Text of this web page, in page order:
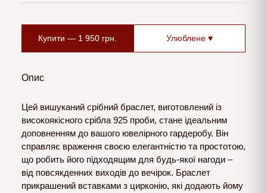
Купити — 1 950 грн. Улюблене ♥
Опис
Цей вишуканий срібний браслет, виготовлений із
високоякісного срібла 925 проби, стане ідеальним
доповненням до вашого ювелірного гардеробу. Він
справляє враження своєю елегантністю та простотою,
що робить його підходящим для будь-якої нагоди –
від повсякденних виходів до вечірок. Браслет
прикрашений вставками з цирконію, які додають йому